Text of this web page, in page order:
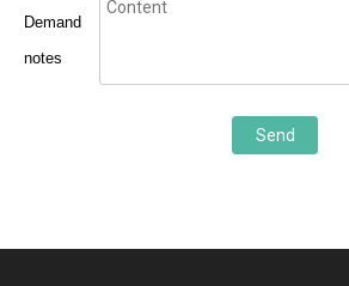
Demand
notes
Send